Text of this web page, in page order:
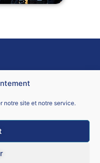
notre site et notre service.